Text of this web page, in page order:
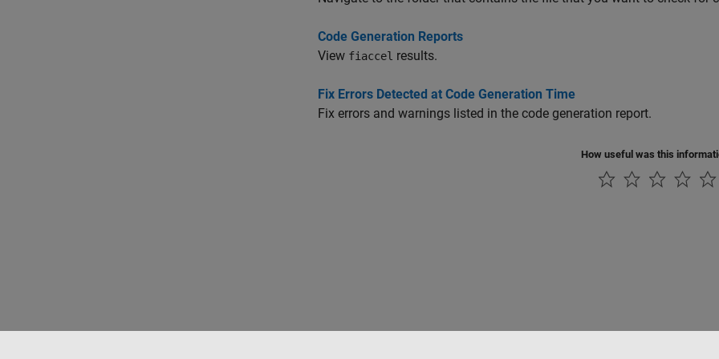
Code Generation Reports
View fiaccel results.
Fix Errors Detected at Code Generation Time
Fix errors and warnings listed in the code generation report.
How useful was this